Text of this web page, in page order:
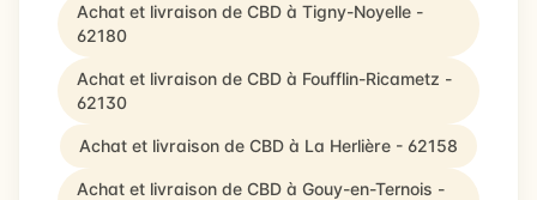
Achat et livraison de CBD à Tigny-Noyelle -
62180
Achat et livraison de CBD à Foufflin-Ricametz -
62130
Achat et livraison de CBD à La Herlière - 62158
Achat et livraison de CBD à Gouy-en-Ternois -